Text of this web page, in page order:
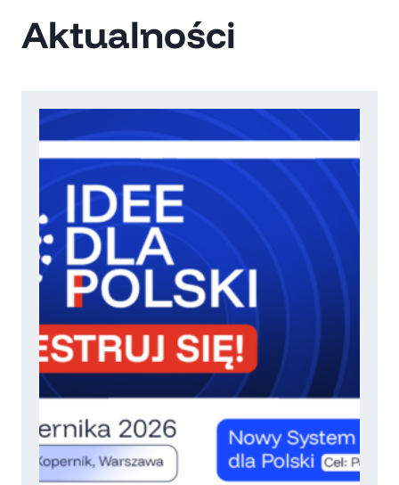
Aktualności